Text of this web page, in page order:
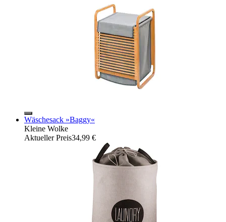
Wäschesack »Baggy«
Kleine Wolke
Aktueller Preis34,99 €